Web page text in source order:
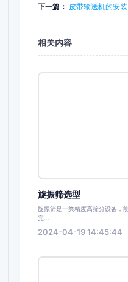
下一篇： 皮带输送机的安装
相关内容
旋振筛选型
旋振筛是一类精度高筛分设备
完...
2024-04-19 14:45:44